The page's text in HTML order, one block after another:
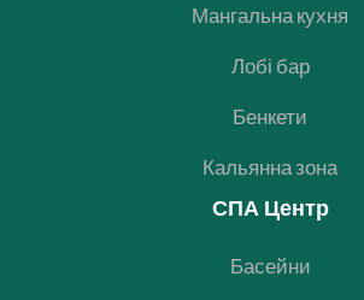
Мангальна кухня
Лобі бар
Бенкети
Кальянна зона
СПА Центр
Басейни